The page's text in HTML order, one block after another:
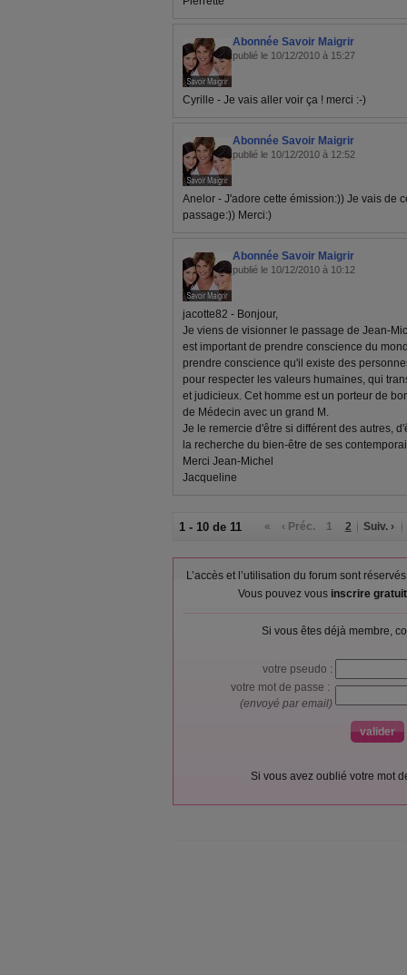
Abonnée Savoir Maigrir
publié le 10/12/2010 à 15:27
Cyrille - Je vais aller voir ça ! merci :-)
Abonnée Savoir Maigrir
publié le 10/12/2010 à 12:52
Anelor - J'adore cette émission:)) Je vais de
passage:)) Merci:)
Abonnée Savoir Maigrir
publié le 10/12/2010 à 10:12
jacotte82 - Bonjour,
Je viens de visionner le passage de Jean-
est important de prendre conscience du
prendre conscience qu'il existe des
pour respecter les valeurs humaines, qui
et judicieux. Cet homme est un porteur de
de Médecin avec un grand M.
Je le remercie d'être si différent des autres,
la recherche du bien-être de ses
Merci Jean-Michel
Jacqueline
1 - 10 de 11 « ‹ Préc. 1 2 Suiv. ›
L’accès et l’utilisation du forum sont
Vous pouvez vous inscrire
Si vous êtes déjà membre,
votre pseudo :
votre mot de passe :
(envoyé par email)
Si vous avez oublié votre mot